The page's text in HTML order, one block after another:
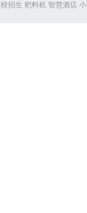
招生 耙料机 智慧酒店